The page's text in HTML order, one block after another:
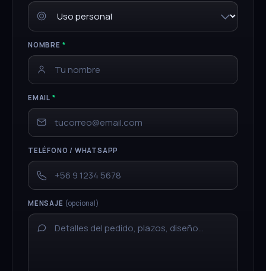
NOMBRE *
EMAIL *
TELÉFONO / WHATSAPP
MENSAJE (opcional)